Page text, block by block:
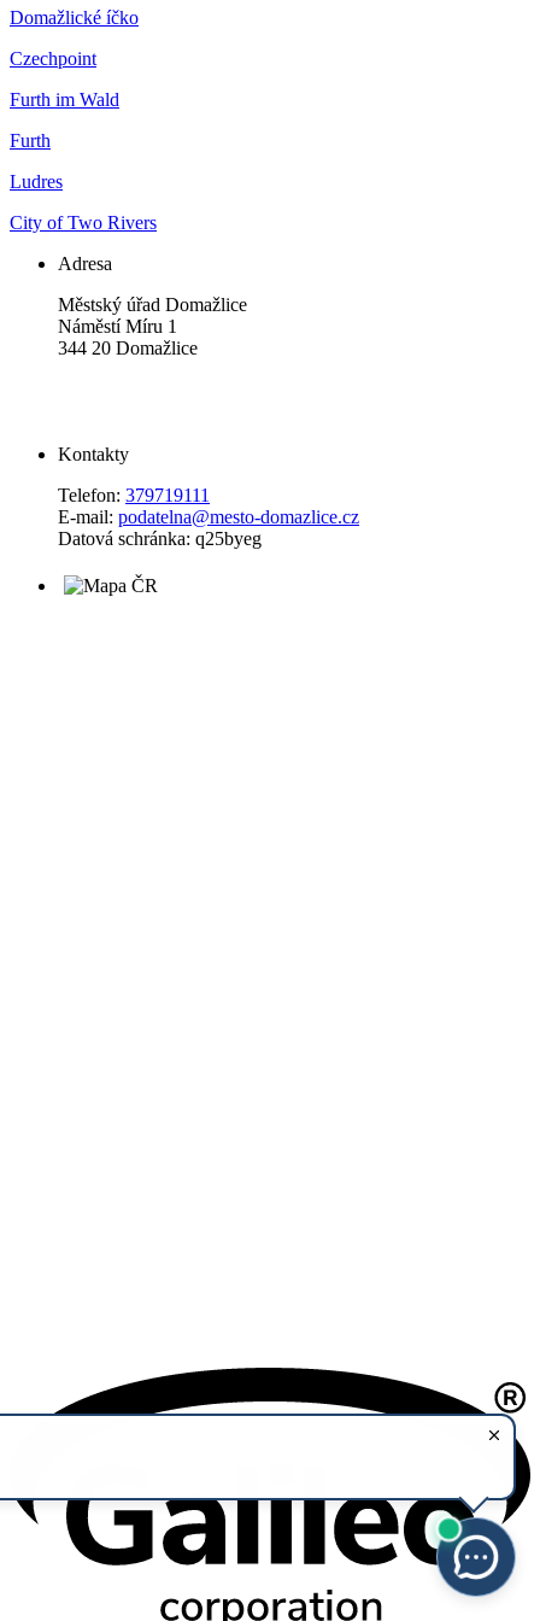
Domažlické íčko
Czechpoint
Furth im Wald
Furth
Ludres
City of Two Rivers
Adresa
Městský úřad Domažlice
Náměstí Míru 1
344 20 Domažlice
Kontakty
Telefon: 379719111
E-mail: podatelna@mesto-domazlice.cz
Datová schránka: q25byeg